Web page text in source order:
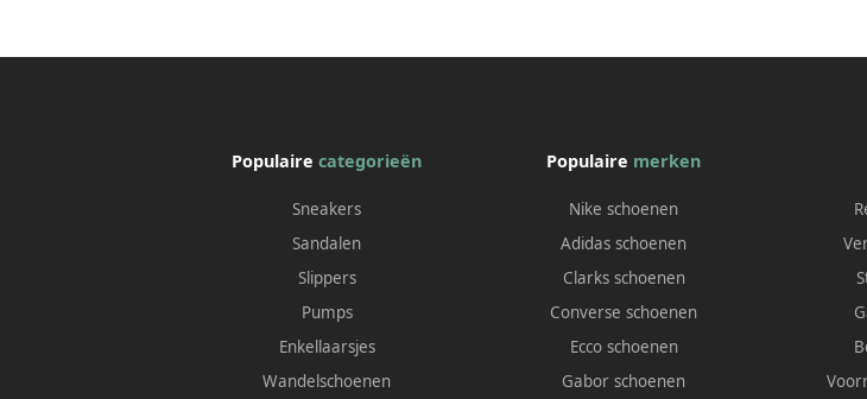
Populairecategorieën
Sneakers
Sandalen
Slippers
Pumps
Enkellaarsjes
Wandelschoenen
Populaire merken
Nike schoenen
Adidas schoenen
Clarks schoenen
Converse schoenen
Ecco schoenen
Gabor schoenen